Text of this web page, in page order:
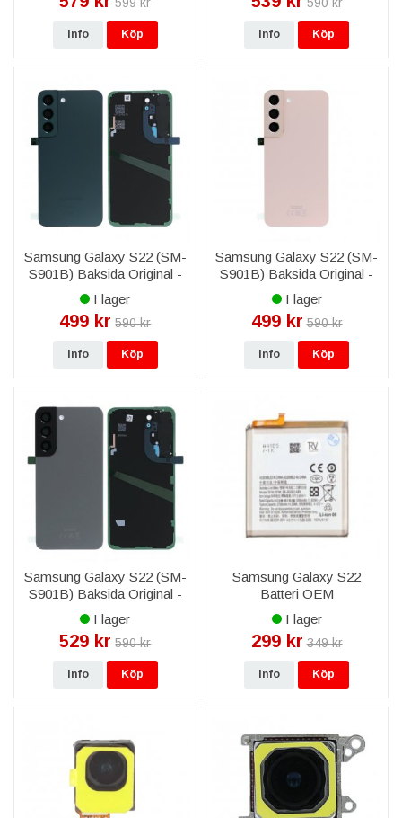
Info Köp Info Köp
Samsung Galaxy S22 (SM-
S901B) Baksida Original -
Grön
I lager
499 kr 590 kr
Info Köp
Samsung Galaxy S22 (SM-
S901B) Baksida Original -
Rosa
I lager
499 kr 590 kr
Info Köp
Samsung Galaxy S22 (SM-
S901B) Baksida Original -
Grafit
I lager
529 kr 590 kr
Info Köp
Samsung Galaxy S22
Batteri OEM
I lager
299 kr 349 kr
Info Köp